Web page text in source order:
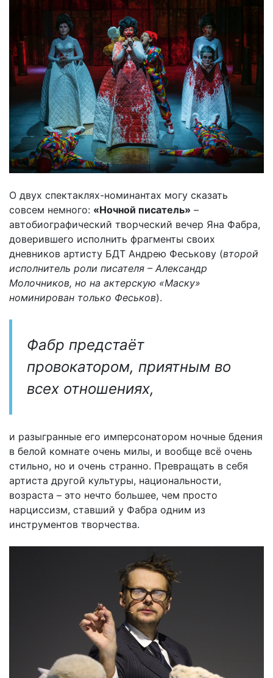
О двух спектаклях-номинантах могу сказать
совсем немного: «Ночной писатель» –
автобиографический творческий вечер Яна Фабра,
доверившего исполнить фрагменты своих
дневников артисту БДТ Андрею Феськову (второй
исполнитель роли писателя – Александр
Молочников, но на актерскую «Маску»
номинирован только Феськов).
Фабр предстаёт
провокатором, приятным во
всех отношениях,
и разыгранные его имперсонатором ночные бдения
в белой комнате очень милы, и вообще всё очень
стильно, но и очень странно. Превращать в себя
артиста другой культуры, национальности,
возраста – это нечто большее, чем просто
нарциссизм, ставший у Фабра одним из
инструментов творчества.